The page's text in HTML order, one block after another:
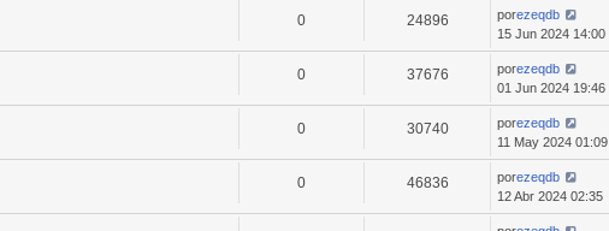
0 24896 porezeqdb
15 Jun 2024 14:00
0 37676 porezeqdb
01 Jun 2024 19:46
0 30740 porezeqdb
11 May 2024 01:09
0 46836 porezeqdb
12 Abr 2024 02:35